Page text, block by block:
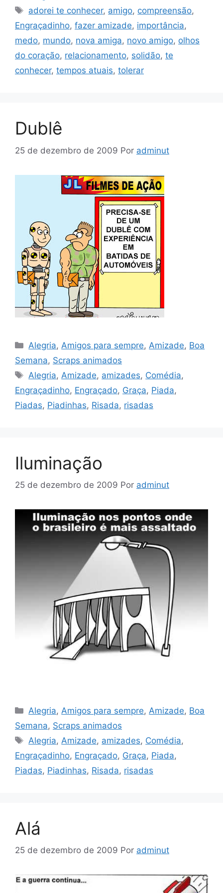
Tags
adorei te conhecer, amigo, compreensão,
Engraçadinho, fazer amizade, importância,
medo, mundo, nova amiga, novo amigo, olhos
do coração, relacionamento, solidão, te
conhecer, tempos atuais, tolerar
Dublê
25 de dezembro de 2009 Por adminut
Categorias
Alegria, Amigos para sempre, Amizade, Boa
Semana, Scraps animados
Tags
Alegria, Amizade, amizades, Comédia,
Engraçadinho, Engraçado, Graça, Piada,
Piadas, Piadinhas, Risada, risadas
Iluminação
25 de dezembro de 2009 Por adminut
Categorias
Alegria, Amigos para sempre, Amizade, Boa
Semana, Scraps animados
Tags
Alegria, Amizade, amizades, Comédia,
Engraçadinho, Engraçado, Graça, Piada,
Piadas, Piadinhas, Risada, risadas
Alá
25 de dezembro de 2009 Por adminut